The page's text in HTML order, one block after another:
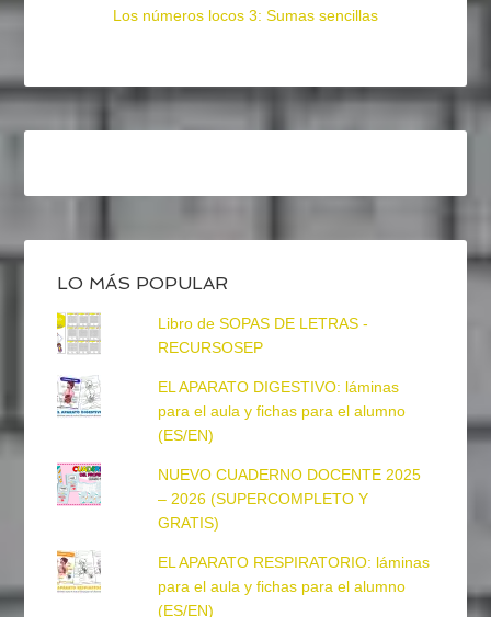
Los números locos 3: Sumas sencillas
LO MÁS POPULAR
Libro de SOPAS DE LETRAS -
RECURSOSEP
EL APARATO DIGESTIVO: láminas
para el aula y fichas para el alumno
(ES/EN)
NUEVO CUADERNO DOCENTE 2025
– 2026 (SUPERCOMPLETO Y
GRATIS)
EL APARATO RESPIRATORIO: láminas
para el aula y fichas para el alumno
(ES/EN)